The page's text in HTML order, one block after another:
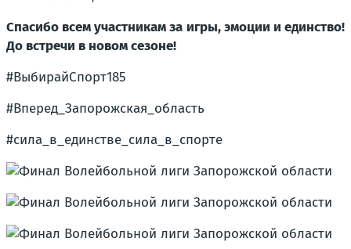
Спасибо всем участникам за игры, эмоции и единство!
До встречи в новом сезоне!
#ВыбирайСпорт185
#Вперед_Запорожская_область
#сила_в_единстве_сила_в_спорте